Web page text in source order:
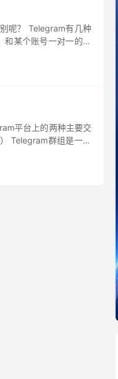
呢？ Telegram有几种
某个账号一对一的聊
平台上的两种主要交
Telegram群组是一种